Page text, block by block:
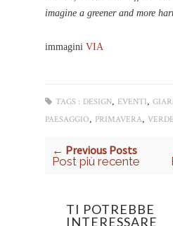
imagine a greener and more
immagini VIA
TAGS : DESIGN, EVENTI,
PAESAGGIO, PRIMAVERA, VERDE
← Previous Posts
Post più recente
TI POTREBBE
INTERESSARE